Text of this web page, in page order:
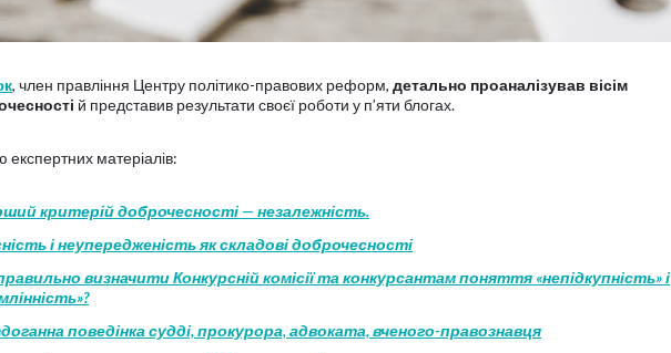
, член правління Центру політико-правових реформ, детально проаналізував вісім
й представив результати своєї роботи у п’яти блогах.
експертних матеріалів:
критерій доброчесності — незалежність.
і неупередженість як складові доброчесності
визначити Конкурсній комісії та конкурсантам поняття «непідкупність» і
поведінка судді, прокурора, адвоката, вченого-правознавця